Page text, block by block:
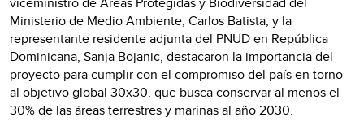
Ministerio de Medio Ambiente, Carlos Batista, y la
representante residente adjunta del PNUD en República
Dominicana, Sanja Bojanic, destacaron la importancia del
proyecto para cumplir con el compromiso del país en torno
al objetivo global 30x30, que busca conservar al menos el
30% de las áreas terrestres y marinas al año 2030.